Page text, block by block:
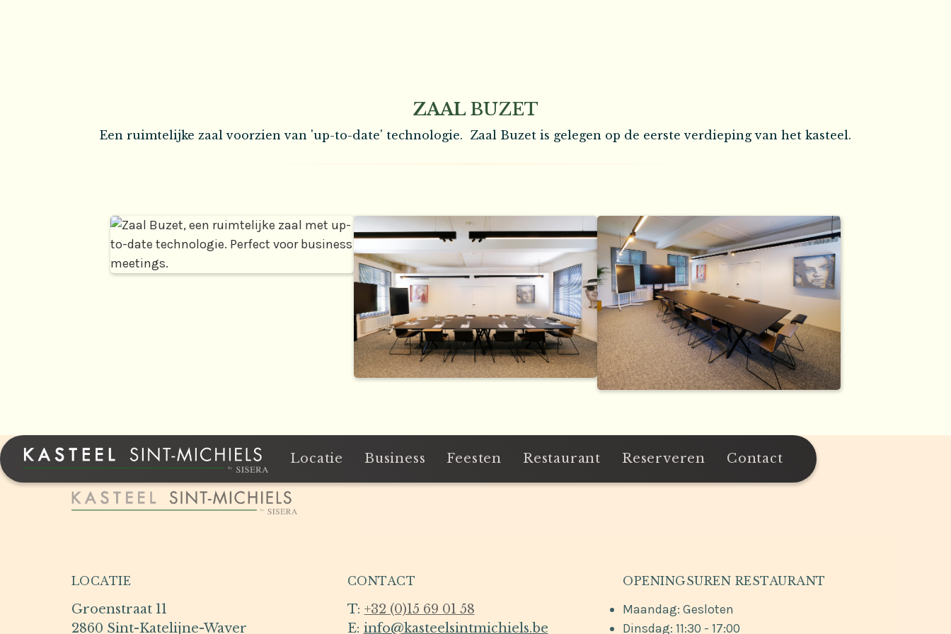
ZAAL BUZET
Een ruimtelijke zaal voorzien van 'up-to-date' technologie. Zaal Buzet is gelegen op de eerste verdieping van het kasteel.
Locatie Business Feesten Restaurant Reserveren Contact
LOCATIE
Groenstraat 11
2860 Sint-Katelijne-Waver
CONTACT
T: +32 (0)15 69 01 58
E: info@kasteelsintmichiels.be
OPENINGSUREN RESTAURANT
Maandag: Gesloten
Dinsdag: 11:30 - 17:00